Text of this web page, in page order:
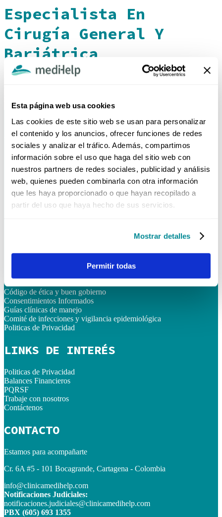
Esta página web usa cookies
Las cookies de este sitio web se usan para personalizar
el contenido y los anuncios, ofrecer funciones de redes
sociales y analizar el tráfico. Además, compartimos
información sobre el uso que haga del sitio web con
nuestros partners de redes sociales, publicidad y análisis
web, quienes pueden combinarla con otra información
que les haya proporcionado o que hayan recopilado a
partir del uso que haya hecho de sus servicios.
Mostrar detalles
Permitir todas
Especialista En
Cirugía General Y
Bariátrica
(605) 6931355
HORARIO DE ATENCIÓN TELEFÓNICA
ENLACES RÁPIDOS
Código de ética y buen gobierno
Consentimientos Informados
Guías clínicas de manejo
Comité de infecciones y vigilancia epidemiológica
Politicas de Privacidad
LINKS DE INTERÉS
Politicas de Privacidad
Balances Financieros
PQRSF
Trabaje con nosotros
Contáctenos
CONTACTO
Estamos para acompañarte
Cr. 6A #5 - 101 Bocagrande, Cartagena - Colombia
info@clinicamedihelp.com
Notificaciones Judiciales:
notificaciones.judiciales@clinicamedihelp.com
PBX (605) 693 1355